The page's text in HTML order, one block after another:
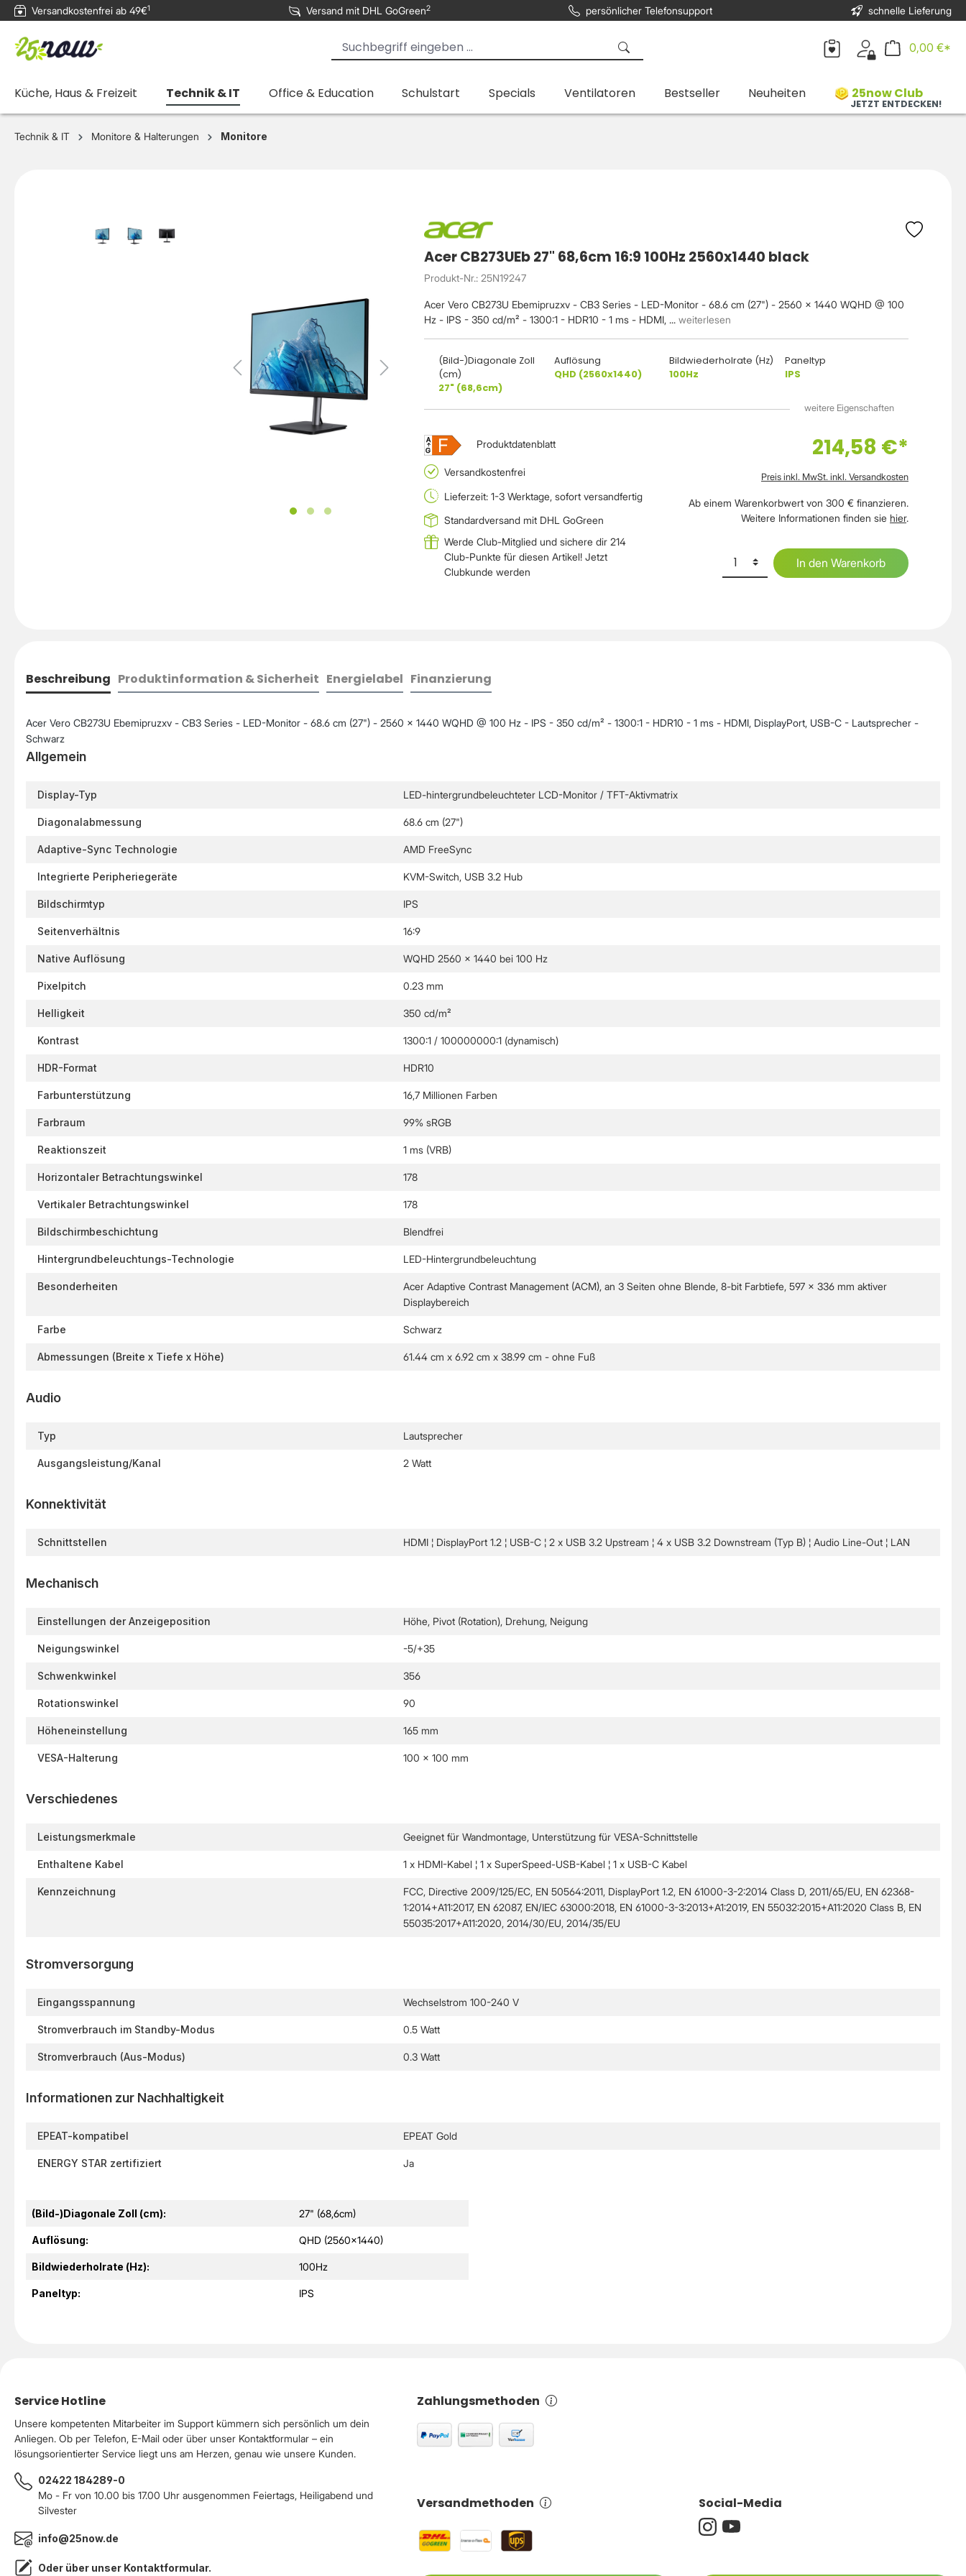
springen Zur Hauptnavigation springen
Versandkostenfrei ab 49€1 Versand mit DHL GoGreen2 persönlicher Telefonsupport schnelle Lieferung
0,00 €*
Küche, Haus & Freizeit Technik & IT Office & Education Schulstart Specials Ventilatoren Bestseller Neuheiten 25now Club
JETZT ENTDECKEN!
Technik & IT Monitore & Halterungen Monitore
Acer CB273UEb 27" 68,6cm 16:9 100Hz 2560x1440 black
Produkt-Nr.: 25N19247
Acer Vero CB273U Ebemipruzxv - CB3 Series - LED-Monitor - 68.6 cm (27") - 2560 x 1440 WQHD @ 100
Hz - IPS - 350 cd/m² - 1300:1 - HDR10 - 1 ms - HDMI, ... weiterlesen
(Bild-)Diagonale Zoll
(cm)
27" (68,6cm)
Auflösung
QHD (2560x1440)
Bildwiederholrate (Hz)
100Hz
Paneltyp
IPS
weitere Eigenschaften
F
A
↑
G
Produktdatenblatt
Versandkostenfrei
Lieferzeit: 1-3 Werktage, sofort versandfertig
Standardversand mit DHL GoGreen
Werde Club-Mitglied und sichere dir 214
Club-Punkte für diesen Artikel! Jetzt
Clubkunde werden
214,58 €*
Preis inkl. MwSt. inkl. Versandkosten
Ab einem Warenkorbwert von 300 € finanzieren.
Weitere Informationen finden sie hier.
In den Warenkorb
Beschreibung Produktinformation & Sicherheit Energielabel Finanzierung
Acer Vero CB273U Ebemipruzxv - CB3 Series - LED-Monitor - 68.6 cm (27") - 2560 x 1440 WQHD @ 100 Hz - IPS - 350 cd/m² - 1300:1 - HDR10 - 1 ms - HDMI, DisplayPort, USB-C - Lautsprecher -
Schwarz
Allgemein
Display-Typ LED-hintergrundbeleuchteter LCD-Monitor / TFT-Aktivmatrix
Diagonalabmessung 68.6 cm (27")
Adaptive-Sync Technologie AMD FreeSync
Integrierte Peripheriegeräte KVM-Switch, USB 3.2 Hub
Bildschirmtyp IPS
Seitenverhältnis 16:9
Native Auflösung WQHD 2560 x 1440 bei 100 Hz
Pixelpitch 0.23 mm
Helligkeit 350 cd/m²
Kontrast 1300:1 / 100000000:1 (dynamisch)
HDR-Format HDR10
Farbunterstützung 16,7 Millionen Farben
Farbraum 99% sRGB
Reaktionszeit 1 ms (VRB)
Horizontaler Betrachtungswinkel 178
Vertikaler Betrachtungswinkel 178
Bildschirmbeschichtung Blendfrei
Hintergrundbeleuchtungs-Technologie LED-Hintergrundbeleuchtung
Besonderheiten
Acer Adaptive Contrast Management (ACM), an 3 Seiten ohne Blende, 8-bit Farbtiefe, 597 x 336 mm aktiver
Displaybereich
Farbe Schwarz
Abmessungen (Breite x Tiefe x Höhe) 61.44 cm x 6.92 cm x 38.99 cm - ohne Fuß
Audio
Typ Lautsprecher
Ausgangsleistung/Kanal 2 Watt
Konnektivität
Schnittstellen HDMI ¦ DisplayPort 1.2 ¦ USB-C ¦ 2 x USB 3.2 Upstream ¦ 4 x USB 3.2 Downstream (Typ B) ¦ Audio Line-Out ¦ LAN
Mechanisch
Einstellungen der Anzeigeposition Höhe, Pivot (Rotation), Drehung, Neigung
Neigungswinkel -5/+35
Schwenkwinkel 356
Rotationswinkel 90
Höheneinstellung 165 mm
VESA-Halterung 100 x 100 mm
Verschiedenes
Leistungsmerkmale Geeignet für Wandmontage, Unterstützung für VESA-Schnittstelle
Enthaltene Kabel 1 x HDMI-Kabel ¦ 1 x SuperSpeed-USB-Kabel ¦ 1 x USB-C Kabel
Kennzeichnung
FCC, Directive 2009/125/EC, EN 50564:2011, DisplayPort 1.2, EN 61000-3-2:2014 Class D, 2011/65/EU, EN 62368-
1:2014+A11:2017, EN 62087, EN/IEC 63000:2018, EN 61000-3-3:2013+A1:2019, EN 55032:2015+A11:2020 Class B, EN
55035:2017+A11:2020, 2014/30/EU, 2014/35/EU
Stromversorgung
Eingangsspannung Wechselstrom 100-240 V
Stromverbrauch im Standby-Modus 0.5 Watt
Stromverbrauch (Aus-Modus) 0.3 Watt
Informationen zur Nachhaltigkeit
EPEAT-kompatibel EPEAT Gold
ENERGY STAR zertifiziert Ja
(Bild-)Diagonale Zoll (cm): 27" (68,6cm)
Auflösung: QHD (2560x1440)
Bildwiederholrate (Hz): 100Hz
Paneltyp: IPS
Service Hotline
Unsere kompetenten Mitarbeiter im Support kümmern sich persönlich um dein
Anliegen. Ob per Telefon, E-Mail oder über unser Kontaktformular – ein
lösungsorientierter Service liegt uns am Herzen, genau wie unsere Kunden.
02422 184289-0
Mo - Fr von 10.00 bis 17.00 Uhr ausgenommen Feiertags, Heiligabend und
Silvester
info@25now.de
Oder über unser Kontaktformular.
Zahlungsmethoden
Versandmethoden Social-Media